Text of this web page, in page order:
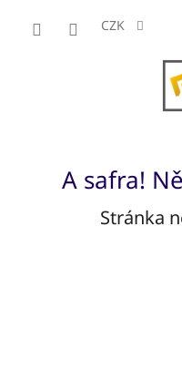
CZK
A safra!
Stránka